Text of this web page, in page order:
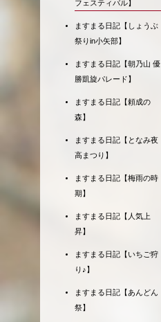
フェスティバル】
ますまる日記【しょうぶ
祭りin小矢部】
ますまる日記【朝乃山 優
勝凱旋パレード】
ますまる日記【頼成の
森】
ますまる日記【となみ夜
高まつり】
ますまる日記【梅雨の時
期】
ますまる日記【人気上
昇】
ますまる日記【いちご狩
り♪】
ますまる日記【あんどん
祭】